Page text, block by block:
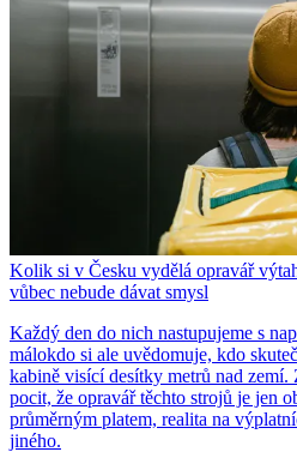
Kolik si v Česku vydělá opravář
vůbec nebude dávat smysl
Každý den do nich nastupujeme s
málokdo si ale uvědomuje, kdo
kabině visící desítky metrů nad zemí.
pocit, že opravář těchto strojů je jen
průměrným platem, realita na
jiného.